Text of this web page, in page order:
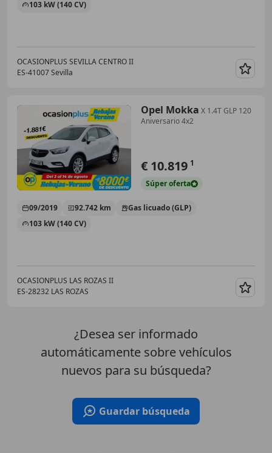
103 kW (140 CV)
OCASIONPLUS SEVILLA CENTRO II
ES-41007 Sevilla
Opel Mokka X 1.4T GLP 120
Aniversario 4x2
€ 10.819 1
Súperoferta
09/2019 92.742 km
Gas licuado (GLP)
103 kW (140 CV)
OCASIONPLUS LAS ROZAS II
ES-28232 LAS ROZAS
¿Desea ser informado
automáticamente sobre vehículos
nuevos para su búsqueda?
Guardar búsqueda